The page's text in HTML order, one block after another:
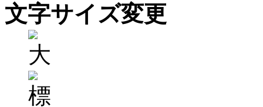
文字サイズ変更